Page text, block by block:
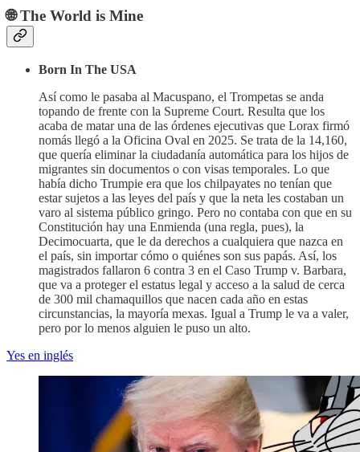
🌐 The World is Mine
Born In The USA
Así como le pasaba al Macuspano, el Trompetas se anda
topando de frente con la Supreme Court. Resulta que los
acaba de matar una de las órdenes ejecutivas que Lorax firmó
nomás llegó a la Oficina Oval en 2025. Se trata de la 14,160,
que quería eliminar la ciudadanía automática para los hijos de
migrantes sin documentos o con visas temporales. Lo que
había dicho Trumpie era que los chilpayates no tenían que
estar sujetos a las leyes del país y que la neta les costaban un
varo al sistema público gringo. Pero no contaba con que en su
Constitución hay una Enmienda (una regla, pues), la
Decimocuarta, que le da derechos a cualquiera que nazca en
el país, sin importar cómo o quiénes son sus papás. Así, los
magistrados fallaron 6 contra 3 en el Caso Trump v. Barbara,
que va a proteger el estatus legal y acceso a la salud de cerca
de 300 mil chamaquillos que nacen cada año en estas
circunstancias, la mayoría mexas. Igual a Trump le va a valer,
pero por lo menos alguien le puso un alto.
Yes en inglés